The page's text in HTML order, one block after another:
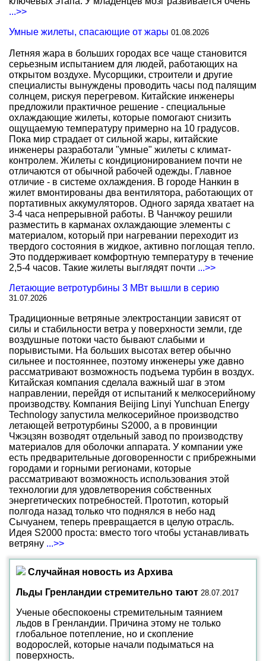
...>>
Умные жилеты, спасающие от жары 01.08.2026
Летняя жара в больших городах все чаще становится
серьезным испытанием для людей, работающих на
открытом воздухе. Мусорщики, строители и другие
специалисты вынуждены проводить часы под палящим
солнцем, рискуя перегревом. Китайские инженеры
предложили практичное решение - специальные
охлаждающие жилеты, которые помогают снизить
ощущаемую температуру примерно на 10 градусов.
Пока мир страдает от сильной жары, китайские
инженеры разработали "умные" жилеты с климат-
контролем. Жилеты с кондиционированием почти не
отличаются от обычной рабочей одежды. Главное
отличие - в системе охлаждения. В городе Нанкин в
жилет вмонтированы два вентилятора, работающих от
портативных аккумуляторов. Одного заряда хватает на
3-4 часа непрерывной работы. В Чанчжоу решили
разместить в карманах охлаждающие элементы с
материалом, который при нагревании переходит из
твердого состояния в жидкое, активно поглощая тепло.
Это поддерживает комфортную температуру в течение
2,5-4 часов. Такие жилеты выглядят почти ...>>
Летающие ветротурбины 3 МВт вышли в серию
31.07.2026
Традиционные ветряные электростанции зависят от
силы и стабильности ветра у поверхности земли, где
воздушные потоки часто бывают слабыми и
порывистыми. На больших высотах ветер обычно
сильнее и постояннее, поэтому инженеры уже давно
рассматривают возможность подъема турбин в воздух.
Китайская компания сделала важный шаг в этом
направлении, перейдя от испытаний к мелкосерийному
производству. Компания Beijing Linyi Yunchuan Energy
Technology запустила мелкосерийное производство
летающей ветротурбины S2000, а в провинции
Чжэцзян возводят отдельный завод по производству
материалов для оболочки аппарата. У компании уже
есть предварительные договоренности с прибрежными
городами и горными регионами, которые
рассматривают возможность использования этой
технологии для удовлетворения собственных
энергетических потребностей. Прототип, который
полгода назад только что поднялся в небо над
Сычуанем, теперь превращается в целую отрасль.
Идея S2000 проста: вместо того чтобы устанавливать
ветряну ...>>
Случайная новость из Архива
Льды Гренландии стремительно тают 28.07.2017
Ученые обеспокоены стремительным таянием
льдов в Гренландии. Причина этому не только
глобальное потепление, но и скопление
водорослей, которые начали подыматься на
поверхность.